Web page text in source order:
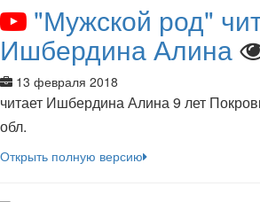
"Мужской род"
Ишбердина Алина
13 февраля 2018
читает Ишбердина Алина 9 лет
обл.
Открыть полную версию